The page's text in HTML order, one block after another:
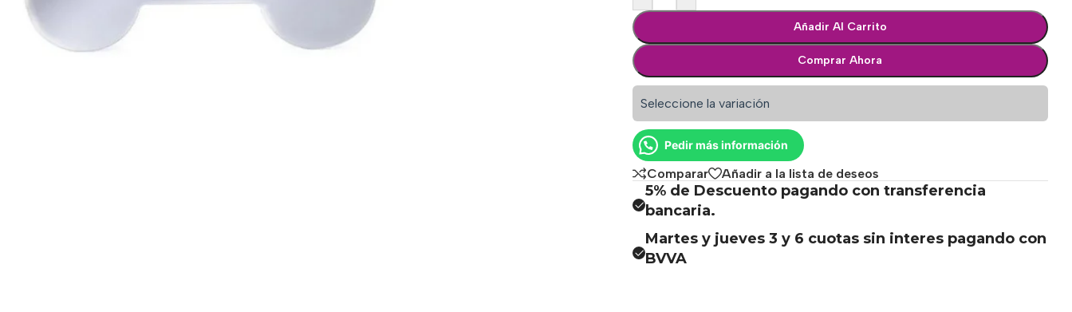
Añadir Al Carrito
Comprar Ahora
Seleccione la variación
Pedir más información
Comparar Añadir a la lista de deseos
5% de Descuento pagando con transferencia
bancaria.
Martes y jueves 3 y 6 cuotas sin interes pagando con
BVVA